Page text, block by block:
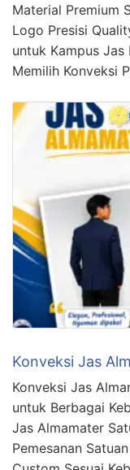
Material Premium
Logo Presisi
untuk Kampus
Memilih Konveksi
Konveksi Jas
Konveksi Jas
untuk Berbagai
Jas Almamater
Pemesanan